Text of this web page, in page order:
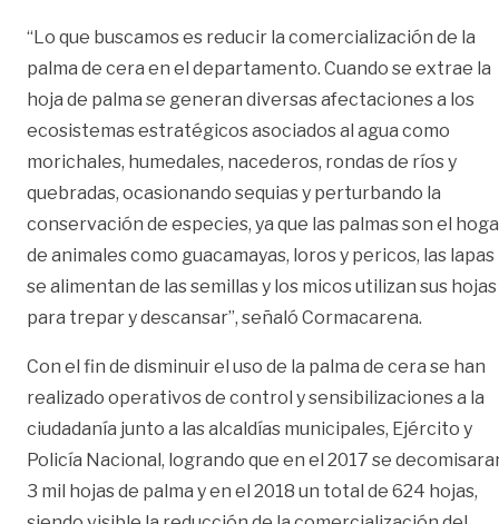
“Lo que buscamos es reducir la comercialización de la
palma de cera en el departamento. Cuando se extrae la
hoja de palma se generan diversas afectaciones a los
ecosistemas estratégicos asociados al agua como
morichales, humedales, nacederos, rondas de ríos y
quebradas, ocasionando sequias y perturbando la
conservación de especies, ya que las palmas son el
de animales como guacamayas, loros y pericos, las lapas
se alimentan de las semillas y los micos utilizan sus hojas
para trepar y descansar”, señaló Cormacarena.
Con el fin de disminuir el uso de la palma de cera se han
realizado operativos de control y sensibilizaciones a la
ciudadanía junto a las alcaldías municipales, Ejército y
Policía Nacional, logrando que en el 2017 se
3 mil hojas de palma y en el 2018 un total de 624 hojas,